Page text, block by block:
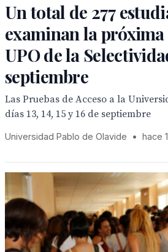
Un total de 277
examinan la próxima
UPO de la
septiembre
Las Pruebas de Acceso a la
días 13, 14, 15 y 16 de septiembre
Universidad Pablo de Olavide • hace